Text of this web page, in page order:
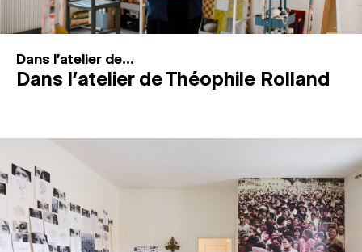
Dans l'atelier de...
Dans l’atelier de Théophile Rolland